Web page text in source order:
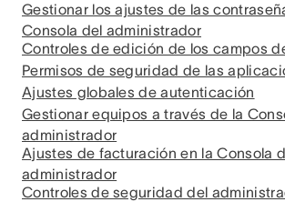
Gestionar los ajustes de las
Consola del administrador
Controles de edición de los campos
Permisos de seguridad de las
Ajustes globales de autenticación
Gestionar equipos a través de la
administrador
Ajustes de facturación en la Consola
administrador
Controles de seguridad del